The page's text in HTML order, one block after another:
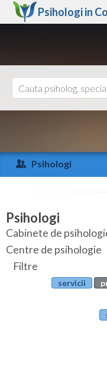
Psihologi in
Arad
Arges
Bihor
Bistrita-Nasaud
Botosani
Psihologi
Specialitati
Servicii
Articole
Evenimente
Psihologi
Cabinete de
Centre de psihologie
Filtre
servicii